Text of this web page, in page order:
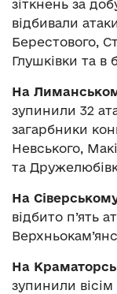
зіткнень за
відбивали
Берестового,
Глушківки та в
На
зупинили 32
загарбники
Невського,
та
На
відбито п’ять
На
зупинили